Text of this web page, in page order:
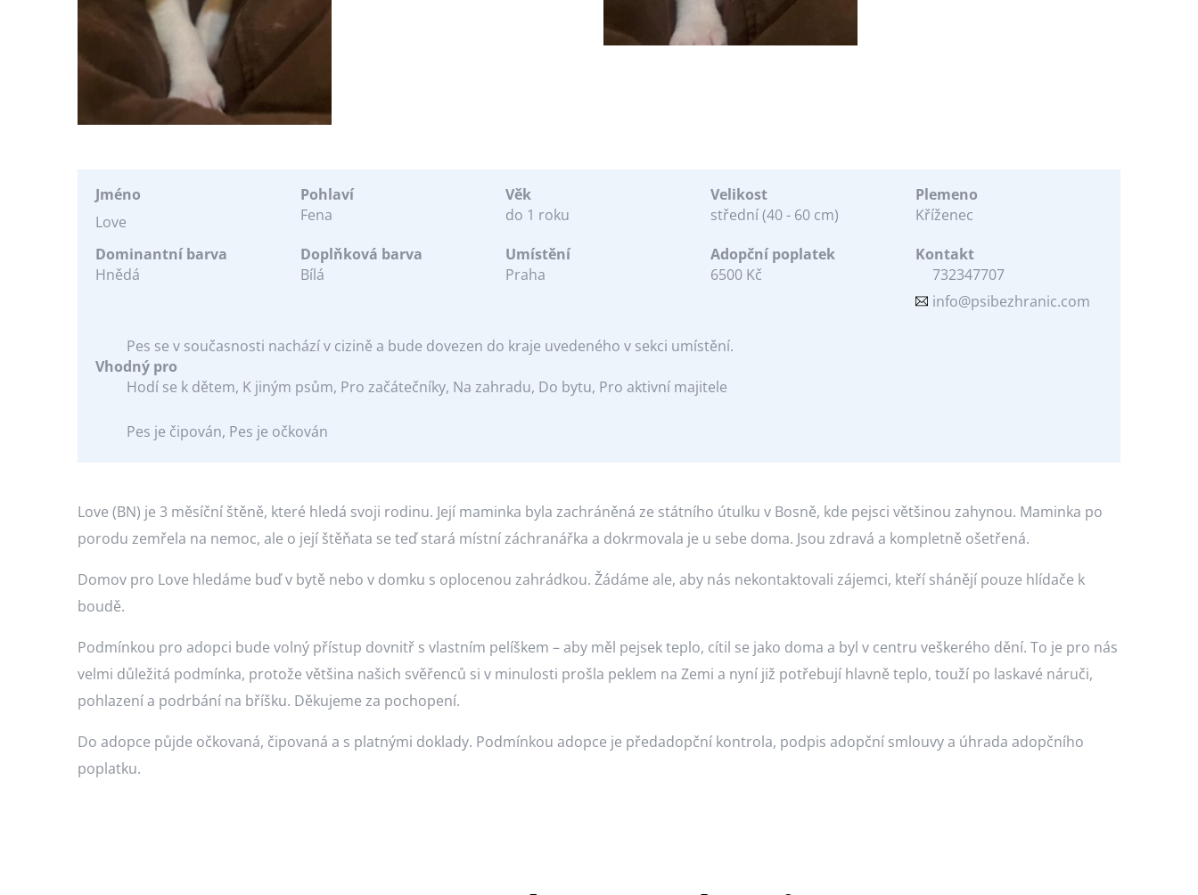
Jméno
Love
Pohlaví
Fena
Věk
do 1 roku
Velikost
střední (40 - 60 cm)
Plemeno
Kříženec
Dominantní barva
Hnědá
Doplňková barva
Bílá
Umístění
Praha
Adopční poplatek
6500 Kč
Kontakt
732347707
info@psibezhranic.com
Pes se v současnosti nachází v cizině a bude dovezen do kraje uvedeného v sekci umístění.
Vhodný pro
Hodí se k dětem, K jiným psům, Pro začátečníky, Na zahradu, Do bytu, Pro aktivní majitele
Pes je čipován, Pes je očkován
Love (BN) je 3 měsíční štěně, které hledá svoji rodinu. Její maminka byla zachráněná ze státního útulku v Bosně, kde pejsci většinou zahynou. Maminka po
porodu zemřela na nemoc, ale o její štěňata se teď stará místní záchranářka a dokrmovala je u sebe doma. Jsou zdravá a kompletně ošetřená.
Domov pro Love hledáme buď v bytě nebo v domku s oplocenou zahrádkou. Žádáme ale, aby nás nekontaktovali zájemci, kteří shánějí pouze hlídače k
boudě.
Podmínkou pro adopci bude volný přístup dovnitř s vlastním pelíškem – aby měl pejsek teplo, cítil se jako doma a byl v centru veškerého dění. To je pro nás
velmi důležitá podmínka, protože většina našich svěřenců si v minulosti prošla peklem na Zemi a nyní již potřebují hlavně teplo, touží po laskavé náruči,
pohlazení a podrbání na bříšku. Děkujeme za pochopení.
Do adopce půjde očkovaná, čipovaná a s platnými doklady. Podmínkou adopce je předadopční kontrola, podpis adopční smlouvy a úhrada adopčního
poplatku.